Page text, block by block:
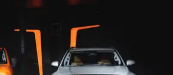
от 5 699